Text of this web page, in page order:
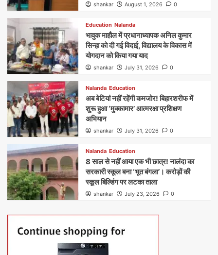
shankar August 1, 2026 0
Education Nalanda
भावुक माहौल में प्रधानाध्यापक अनिल कुमार
सिन्हा को दी गई विदाई, विद्यालय के विकास में
योगदान को किया गया याद
shankar July 31, 2026 0
Nalanda Education
अब बेटियां नहीं रहेंगी कमजोर! बिहारशरीफ में
शुरू हुआ ‘मुक्कामार’ आत्मरक्षा प्रशिक्षण
अभियान
shankar July 31, 2026 0
Nalanda Education
8 साल से नहीं आया एक भी छात्र! नालंदा का
सरकारी स्कूल बना ‘भूत बंगला’। करोड़ों की
स्कूल बिल्डिंग पर लटका ताला
shankar July 23, 2026 0